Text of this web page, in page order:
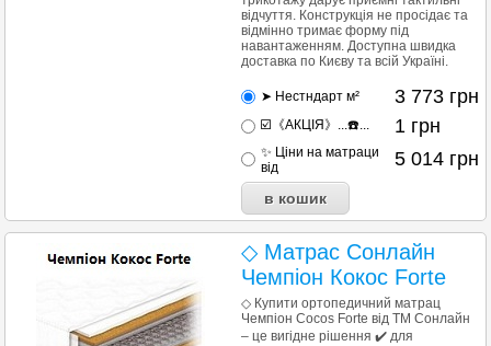
відчуття. Конструкція не просідає та
відмінно тримає форму під
навантаженням. Доступна швидка
доставка по Києву та всій Україні.
➤ Нестндарт м² 3 773 грн
☑️《АКЦІЯ》...☎️... 1 грн
✨ Ціни на матраци
від
5 014 грн
◇ Матрас Сонлайн
Чемпіон Кокос Forte
◇ Купити ортопедичний матрац
Чемпіон Cocos Forte від ТМ Сонлайн
– це вигідне рішення ✔️ для